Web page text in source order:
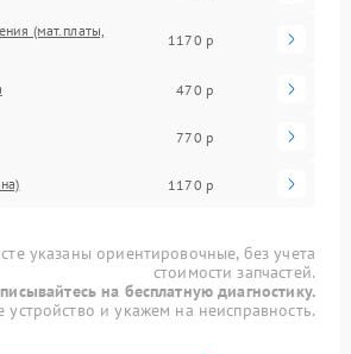
(мат.платы,
1170 р
470 р
770 р
1170 р
указаны ориентировочные, без учета
стоимости запчастей.
на бесплатную диагностику.
и укажем на неисправность.